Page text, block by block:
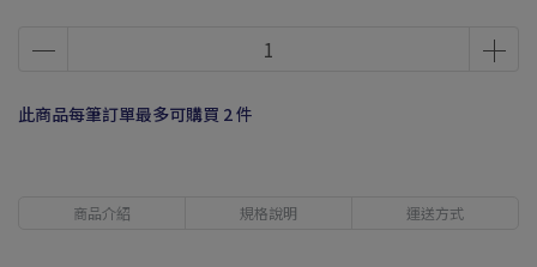
此商品每筆訂單最多可購買 2 件
商品介紹 規格說明 運送方式